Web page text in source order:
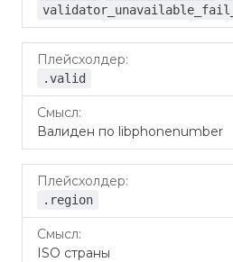
.valid
Валиден по libphonenumber
.region
ISO страны